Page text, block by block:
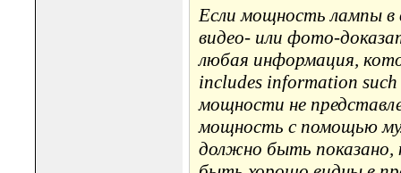
Если мощность лампы в
видео- или фото-
любая информация,
includes information
мощности не
мощность с помощью
должно быть